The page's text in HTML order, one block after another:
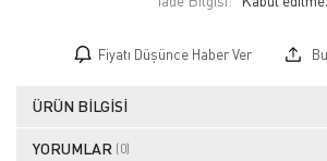
Fiyatı Düşünce Haber Ver
ÜRÜN BILGISI
YORUMLAR (0)